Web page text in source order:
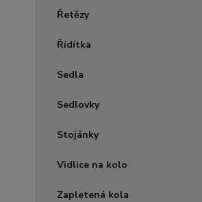
Řetězy
Řídítka
Sedla
Sedlovky
Stojánky
Vidlice na kolo
Zapletená kola